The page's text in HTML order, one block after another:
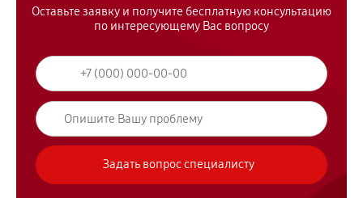
Оставьте заявку и получите бесплатную консультацию
по интересующему Вас вопросу